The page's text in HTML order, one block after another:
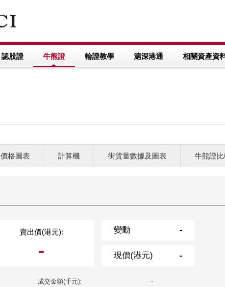
認股證 牛熊證 輪證教學 滬深港通 相關資產資
價格圖表 計算機 街貨量數據及圖表 牛熊證比
賣出價(港元):
-
變動 -
現價(港元) -
成交金額(千元): -